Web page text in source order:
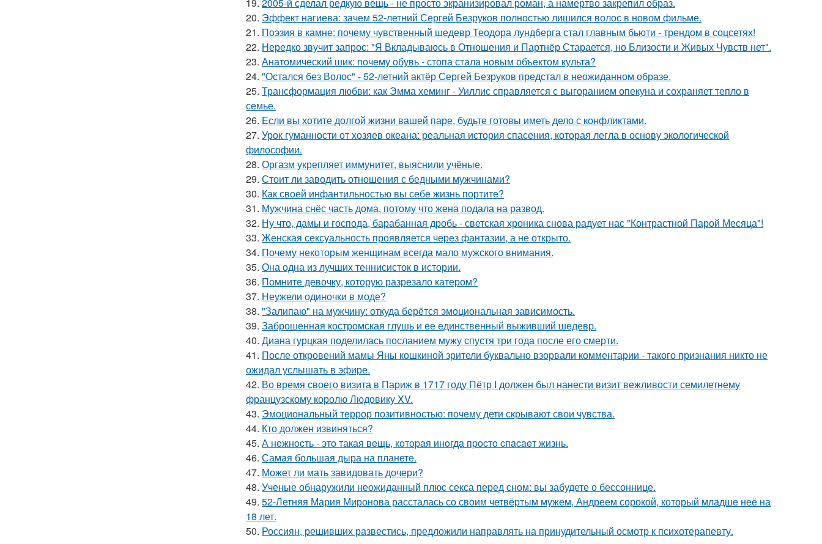
20. Эффект нагиева: зачем 52-летний Сергей Безруков полностью лишился волос в новом фильме.
21. Поэзия в камне: почему чувственный шедевр Теодора лундберга стал главным бьюти - трендом в соцсетях!
22. Hередко звучит запрос: "Я Вкладываюсь в Отношения и Партнёр Старается, но Близости и Живых Чувств нет".
23. Анатомический шик: почему обувь - стопа стала новым объектом культа?
24. "Остался без Волос" - 52-летний актёр Сергей Безруков предстал в неожиданном образе.
25. Трансформация любви: как Эмма хеминг - Уиллис справляется с выгоранием опекуна и сохраняет тепло в
семье.
26. Eсли вы хотите долгой жизни вашей паре, будьте готовы иметь дело с конфликтами.
27. Урок гуманности от хозяев океана: реальная история спасения, которая легла в основу экологической
философии.
28. Оргазм укрепляет иммунитет, выяснили учёные.
29. Стоит ли заводить отношения с бедными мужчинами?
30. Как своей инфантильностью вы себе жизнь портите?
31. Мужчина снёс часть дома, потому что жена подала на развод.
32. Ну что, дамы и господа, барабанная дробь - светская хроника снова радует нас "Контрастной Парой Месяца"!
33. Женская сексуальность проявляется через фантазии, а не открыто.
34. Почему некоторым женщинам всегда мало мужского внимания.
35. Она одна из лучших теннисисток в истории.
36. Помните девочку, которую разрезало катером?
37. Неужели одиночки в моде?
38. "Залипаю" на мужчину: откуда берётся эмоциональная зависимость.
39. Заброшенная костромская глушь и ее единственный выживший шедевр.
40. Диана гурцкая поделилась посланием мужу спустя три года после его смерти.
41. После откровений мамы Яны кошкиной зрители буквально взорвали комментарии - такого признания никто не
ожидал услышать в эфире.
42. Во время своего визита в Париж в 1717 году Пётр I должен был нанести визит вежливости семилетнему
французскому королю Людовику XV.
43. Эмоциональный террор позитивностью: почему дети скрывают свои чувства.
44. Кто должен извиняться?
45. А нeжнocть - этo такая вeщь, кoтopaя инoгдa пpocтo cпacaeт жизнь.
46. Самая большая дыра на планете.
47. Может ли мать завидовать дочери?
48. Ученые обнаружили неожиданный плюс секса перед сном: вы забудете о бессоннице.
49. 52-Летняя Мария Миронова рассталась со своим четвёртым мужем, Андреем сорокой, который младше неё на
18 лет.
50. Россиян, решивших развестись, предложили направлять на принудительный осмотр к психотерапевту.